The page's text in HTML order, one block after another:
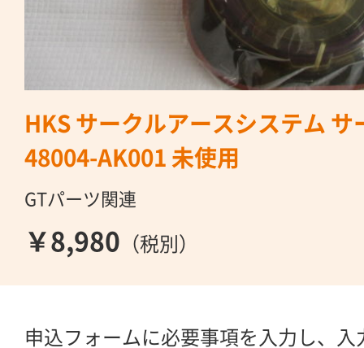
HKS サークルアースシステム サ
48004-AK001 未使用
GTパーツ関連
￥8,980 （税別）
申込フォームに必要事項を入力し、